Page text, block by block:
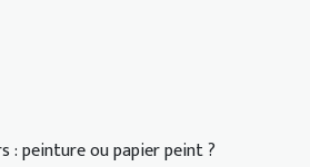
: peinture ou papier peint ?